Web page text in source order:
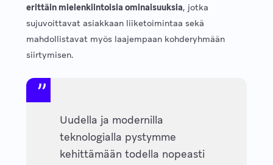
erittäin mielenkiintoisia ominaisuuksia, jotka
sujuvoittavat asiakkaan liiketoimintaa sekä
mahdollistavat myös laajempaan kohderyhmään
siirtymisen.
Uudella ja modernilla
teknologialla pystymme
kehittämään todella nopeasti